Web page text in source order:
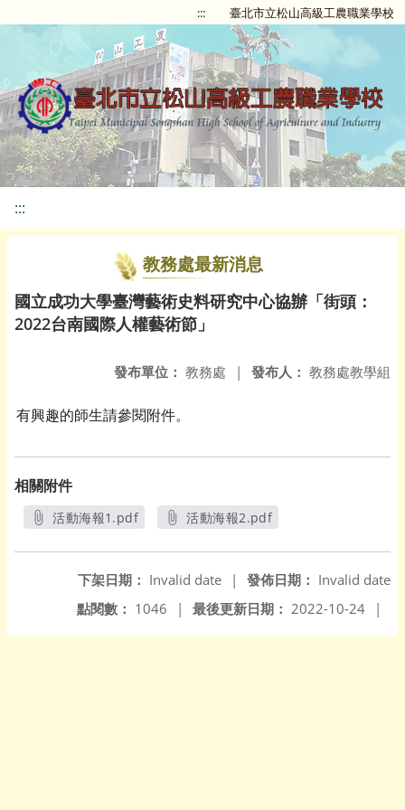
::: 臺北市立松山高級工農職業學校
:::
教務處最新消息
國立成功大學臺灣藝術史料研究中心協辦「街頭：
2022台南國際人權藝術節」
發布人： 教務處教學組
發布單位： 教務處 |
有興趣的師生請參閱附件。
相關附件
活動海報1.pdf
活動海報2.pdf
發佈日期： Invalid date
下架日期： Invalid date
|
最後更新日期： 2022-10-24 |
點閱數： 1046 |